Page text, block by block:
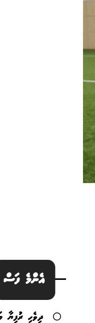
އެންމެ ފަސް
ދިވެހި ރުފިޔާ